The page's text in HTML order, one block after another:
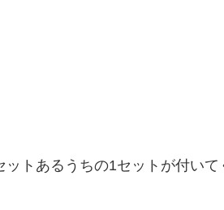
ットあるうちの1セットが付い